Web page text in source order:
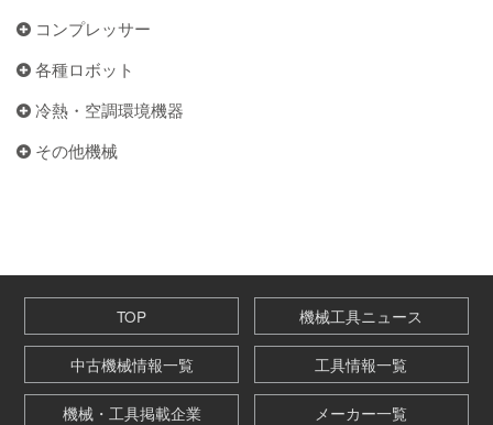
コンプレッサー
各種ロボット
冷熱・空調環境機器
その他機械
TOP 機械工具ニュース
中古機械情報一覧 工具情報一覧
機械・工具掲載企業 メーカー一覧